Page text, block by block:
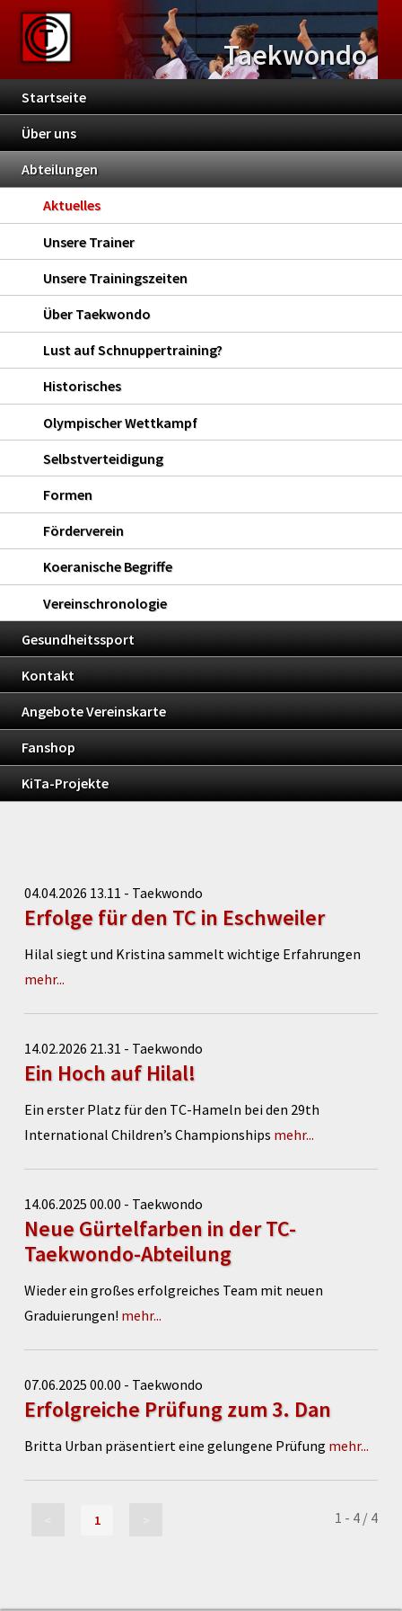
Taekwondo
Startseite
Über uns
Abteilungen
Aktuelles
Unsere Trainer
Unsere Trainingszeiten
Über Taekwondo
Lust auf Schnuppertraining?
Historisches
Olympischer Wettkampf
Selbstverteidigung
Formen
Förderverein
Koeranische Begriffe
Vereinschronologie
Gesundheitssport
Kontakt
Angebote Vereinskarte
Fanshop
KiTa-Projekte
04.04.2026 13.11 - Taekwondo
Erfolge für den TC in Eschweiler
Hilal siegt und Kristina sammelt wichtige Erfahrungen
mehr...
14.02.2026 21.31 - Taekwondo
Ein Hoch auf Hilal!
Ein erster Platz für den TC-Hameln bei den 29th
International Children’s Championships mehr...
14.06.2025 00.00 - Taekwondo
Neue Gürtelfarben in der TC-
Taekwondo-Abteilung
Wieder ein großes erfolgreiches Team mit neuen
Graduierungen! mehr...
07.06.2025 00.00 - Taekwondo
Erfolgreiche Prüfung zum 3. Dan
Britta Urban präsentiert eine gelungene Prüfung mehr...
1 1 - 4 / 4